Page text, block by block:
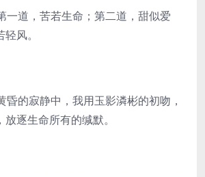
一道，苦若生命；第二道，甜似爱
风。
昏的寂静中，我用玉影潾彬的初吻，
逐生命所有的缄默。